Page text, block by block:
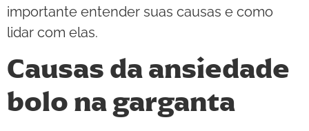
importante entender suas causas e como
lidar com elas.
Causas da ansiedade
bolo na garganta